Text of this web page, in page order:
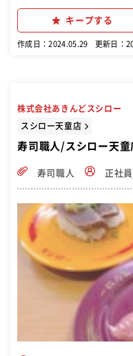
寧に指導いたします
キープする
作成日：2024.05.29 更新日：
株式会社あきんどスシロー
スシロー天童店
寿司職人/スシロー天童
寿司職人 正社員